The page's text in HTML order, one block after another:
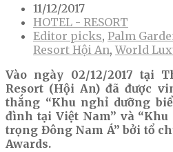
11/12/2017
HOTEL - RESORT
Editor picks, Palm
Resort Hội An,World
Vào ngày 02/12/2017 tại
Resort (Hội An) đã được
thắng “Khu nghỉ dưỡng
đình tại Việt Nam” và
trọng Đông Nam Á” bởi tổ
Awards.